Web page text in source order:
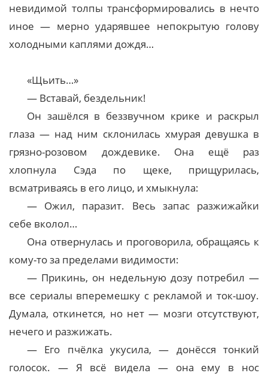
невидимой толпы трансформировались в нечто
иное — мерно ударявшее непокрытую голову
холодными каплями дождя…
«Щьить…»
— Вставай, бездельник!
Он зашёлся в беззвучном крике и раскрыл
глаза — над ним склонилась хмурая девушка в
грязно-розовом дождевике. Она ещё раз
хлопнула Сэда по щеке, прищурилась,
всматриваясь в его лицо, и хмыкнула:
— Ожил, паразит. Весь запас разжижайки
себе вколол…
Она отвернулась и проговорила, обращаясь к
кому-то за пределами видимости:
— Прикинь, он недельную дозу потребил —
все сериалы вперемешку с рекламой и ток-шоу.
Думала, откинется, но нет — мозги отсутствуют,
нечего и разжижать.
— Его пчёлка укусила, — донёсся тонкий
голосок. — Я всё видела — она ему в нос